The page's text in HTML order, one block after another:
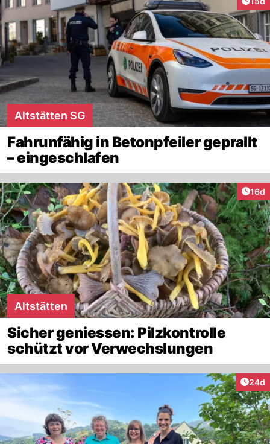
Altstätten SG
Fahrunfähig in Betonpfeiler geprallt
– eingeschlafen
16d
Altstätten
Sicher geniessen: Pilzkontrolle
schützt vor Verwechslungen
24d